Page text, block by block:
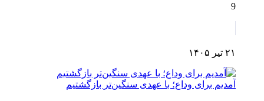
9
۲۱ تیر ۱۴۰۵
آمدیم برای وداع؛ با عهدی سنگین‌تر بازگشتیم